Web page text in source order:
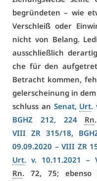
be­grün­de­ten – wie
Ver­schleiß oder
nicht von Be­lang.
aus­schließ­lich
che für den
Be­tracht kom­men,
gel­er­schei­nung in
schluss an Se­nat, Urt.
BGHZ 212, 224
Rn
VI­II ZR 315/18,
09.09.2020 – VI­II ZR
Urt. v. 10.11.2021 –
Rn. 72, 75; eben­so